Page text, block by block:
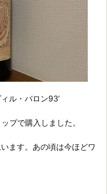
ル・バロン93’
プで購入しました。
ます。あの頃は今ほどワ